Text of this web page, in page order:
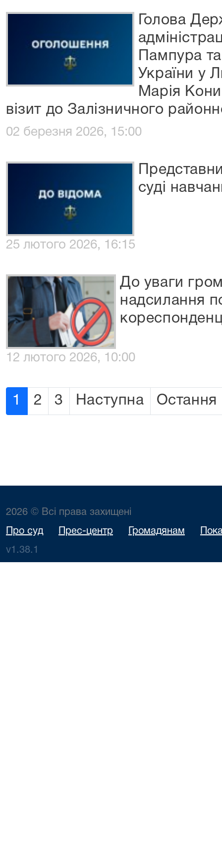
Голова
Пампура
України у
Марія
візит до Залізничного
02 березня 2026, 15:00
суді
25 лютого 2026, 16:15
До уваги
надсилання
12 лютого 2026, 10:00
1 2 3 Наступна Остання
2026 © Всі права захищені
Про суд Прес-центр Громадянам
v1.38.1